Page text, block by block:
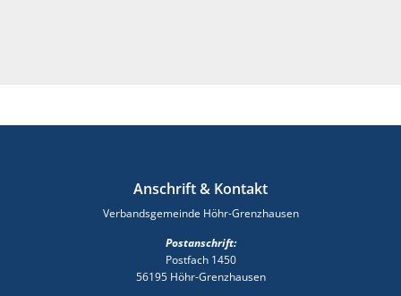
Anschrift & Kontakt
Verbandsgemeinde Höhr-Grenzhausen
Postanschrift:
Postfach 1450
56195 Höhr-Grenzhausen